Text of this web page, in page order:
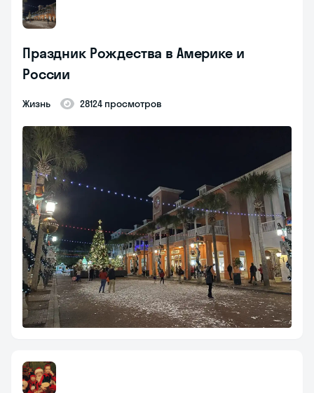
Праздник Рождества в Америке и
России
Жизнь 28124 просмотров